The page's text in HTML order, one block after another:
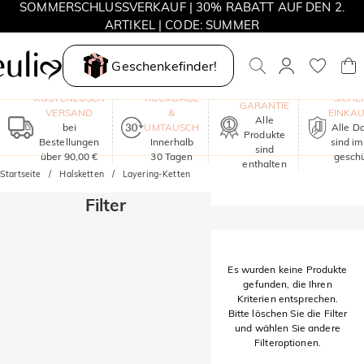
SOMMERSCHLUSSVERKAUF | 30% RABATT AUF DEN 2.
ARTIKEL | CODE: SUMMER
MOVE MY WAY | 3 KAUFEN, HALSKETTE GRATIS
Geschenkefinder!
KOSTENLOSER
VERSAND
bei
Bestellungen
über 90,00 €
RÜCKGABE
&
UMTAUSCH
Innerhalb
30 Tagen
GARANTIE
Alle
Produkte
sind
enthalten
Alle
sind
Startseite Halsketten Layering-Ketten
Filter
Es wurden keine Produkte
gefunden, die Ihren
Kriterien entsprechen.
Bitte löschen Sie die Filter
und wählen Sie andere
Filteroptionen.